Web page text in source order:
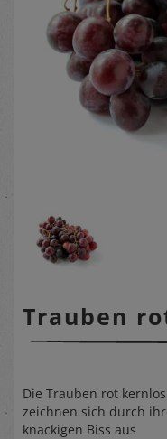
Trauben
Die Trauben rot
zeichnen sich durch
knackigen Biss aus